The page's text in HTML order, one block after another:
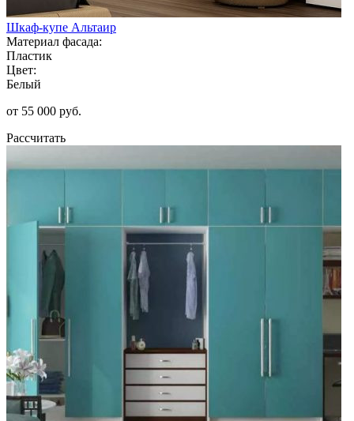
Шкаф-купе Альтаир
Материал фасада:
Пластик
Цвет:
Белый
от 55 000 руб.
Рассчитать